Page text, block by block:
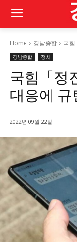
Home 경남종합 국힘
경남종합 정치
국힘「정
대응에 규
2022년 09월 22일